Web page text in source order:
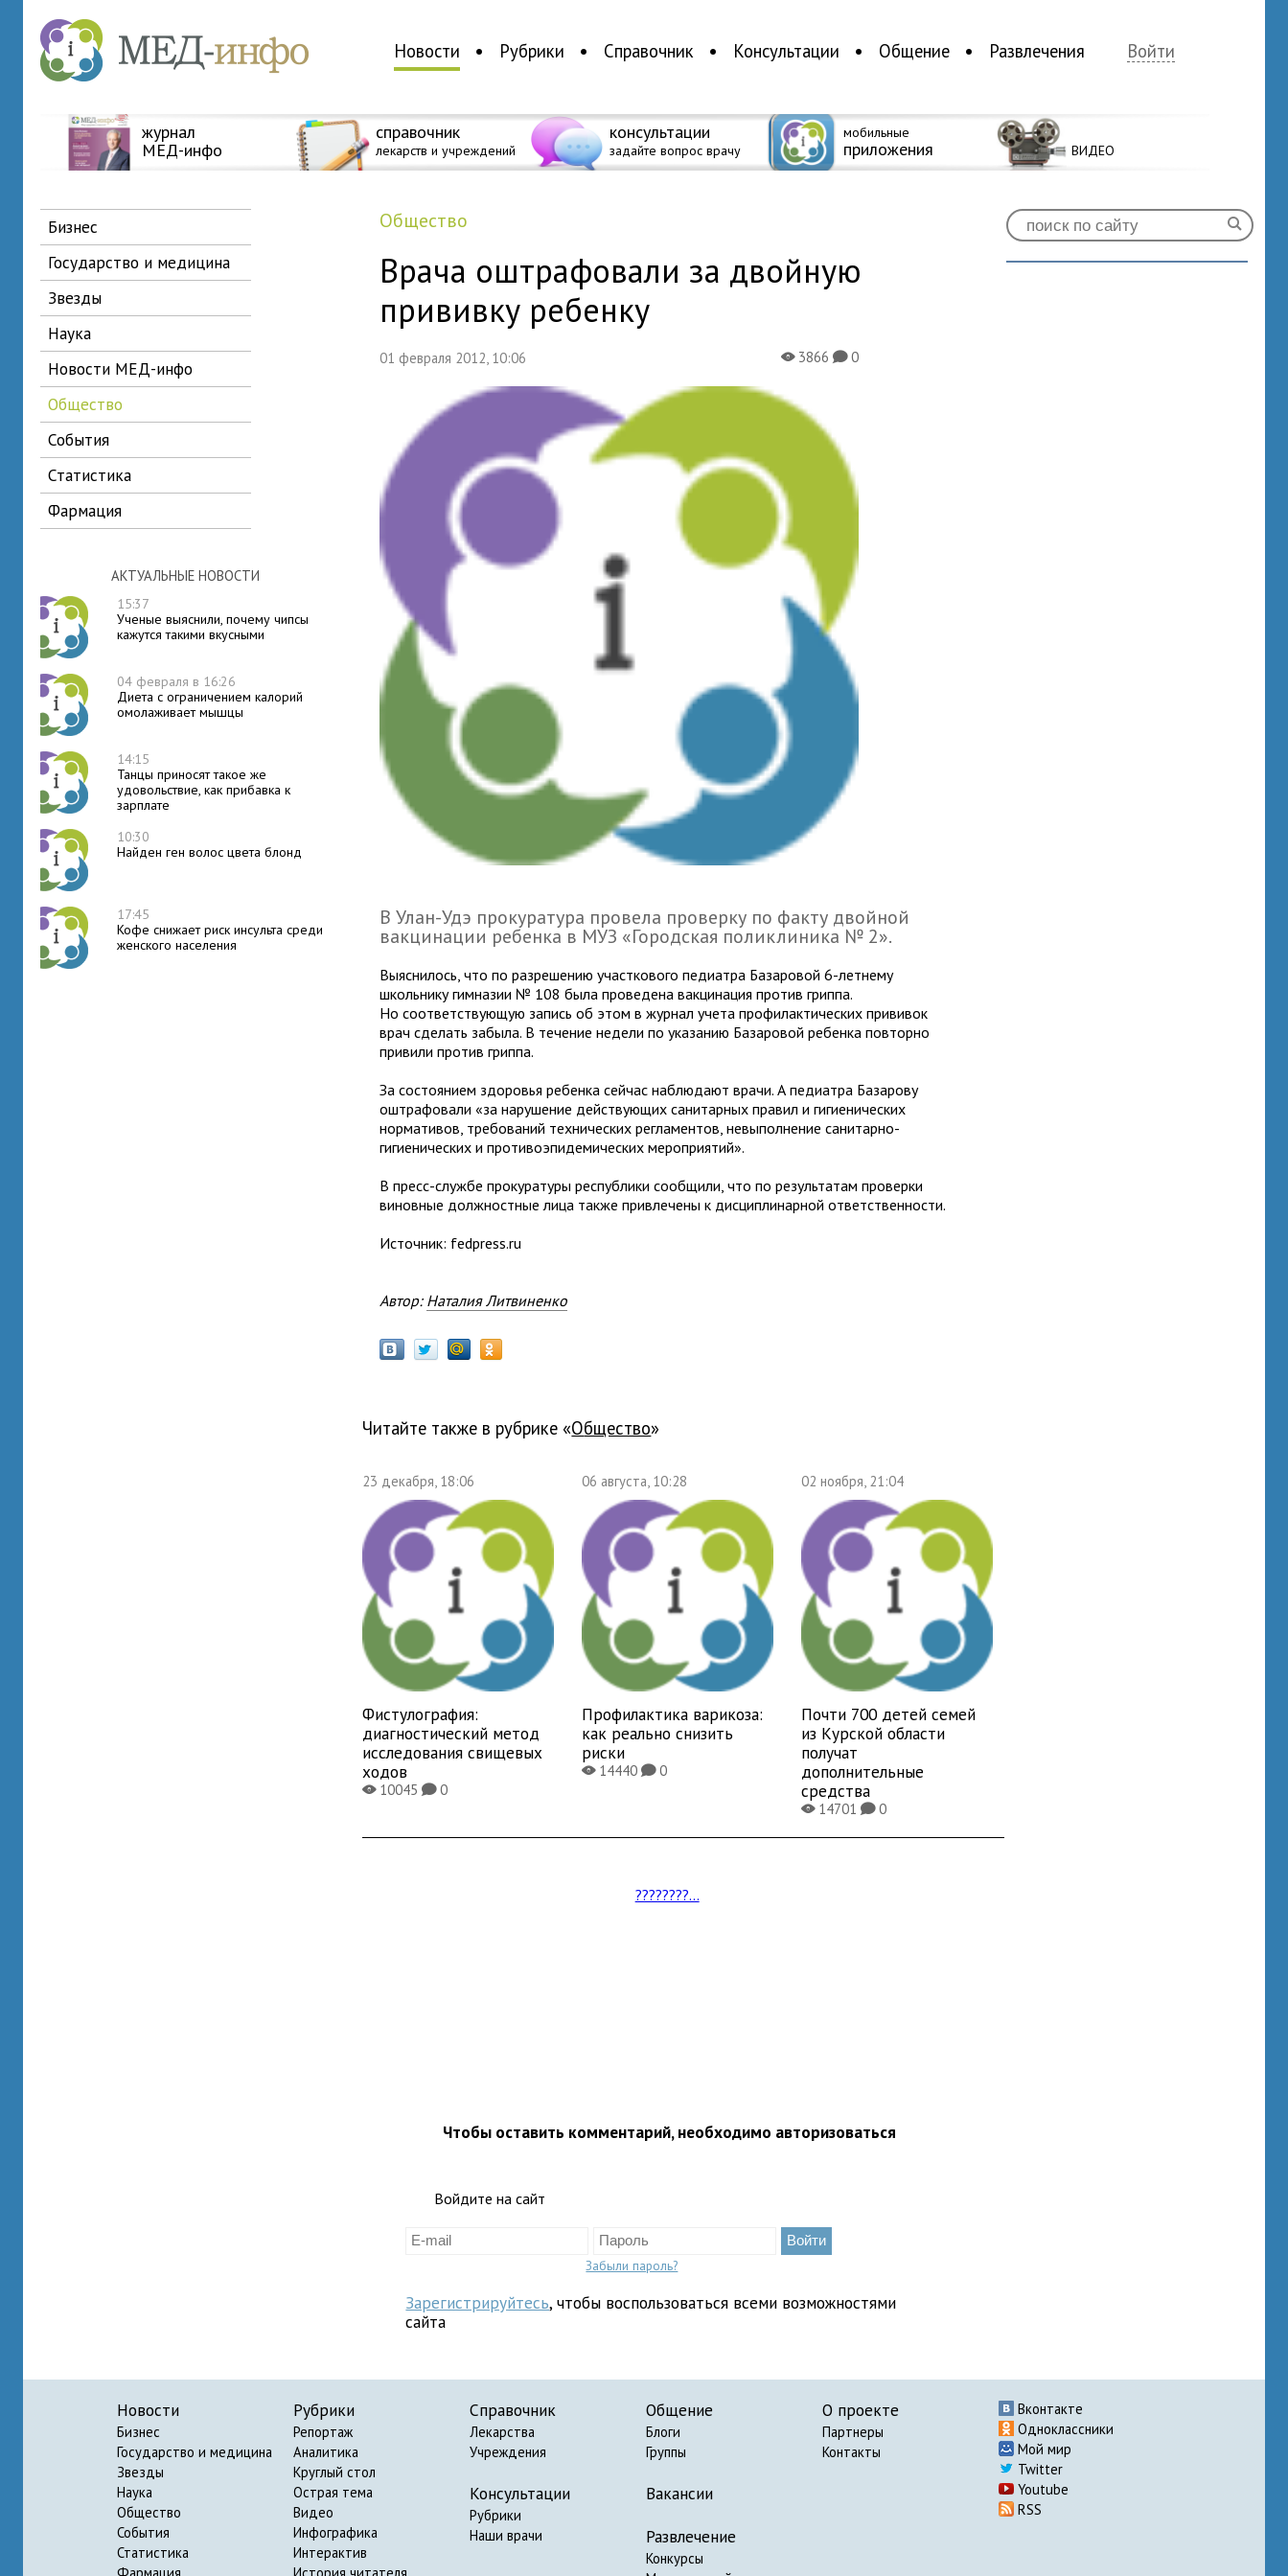
Новости Рубрики Справочник Консультации Общение Развлечения Войти
журнал
МЕД-инфо
справочник
лекарств и учреждений
консультации
задайте вопрос врачу
мобильные
приложения ВИДЕО
бизнес
государство и медицина
звезды
наука
новости МЕД-инфо
общество
события
статистика
фармация
АКТУАЛЬНЫЕ НОВОСТИ
15:37
Ученые выяснили, почему чипсы
кажутся такими вкусными
04 февраля в 16:26
Диета с ограничением калорий
омолаживает мышцы
14:15
Танцы приносят такое же
удовольствие, как прибавка к
зарплате
10:30
Найден ген волос цвета блонд
17:45
Кофе снижает риск инсульта среди
женского населения
общество
Врача оштрафовали за двойную
прививку ребенку
01 февраля 2012, 10:06 X3866K0
В Улан-Удэ прокуратура провела проверку по факту двойной
вакцинации ребенка в МУЗ «Городская поликлиника № 2».
Выяснилось, что по разрешению участкового педиатра Базаровой 6-летнему
школьнику гимназии № 108 была проведена вакцинация против гриппа.
Но соответствующую запись об этом в журнал учета профилактических прививок
врач сделать забыла. В течение недели по указанию Базаровой ребенка повторно
привили против гриппа.
За состоянием здоровья ребенка сейчас наблюдают врачи. А педиатра Базарову
оштрафовали «за нарушение действующих санитарных правил и гигиенических
нормативов, требований технических регламентов, невыполнение санитарно-
гигиенических и противоэпидемических мероприятий».
В пресс-службе прокуратуры республики сообщили, что по результатам проверки
виновные должностные лица также привлечены к дисциплинарной ответственности.
Источник: fedpress.ru
Автор: Наталия Литвиненко
Читайте также в рубрике « общество»
23 декабря, 18:06
Фистулография:
диагностический метод
исследования свищевых
ходов
X10045K0
06 августа, 10:28
Профилактика варикоза:
как реально снизить
риски
X14440K0
02 ноября, 21:04
Почти 700 детей семей
из Курской области
получат
дополнительные
средства
X14701K0
????????...
Чтобы оставить комментарий, необходимо авторизоваться
Войдите на сайт
Забыли пароль?
Зарегистрируйтесь, чтобы воспользоваться всеми возможностями
сайта
Новости
Бизнес
Государство и медицина
Звезды
Наука
Общество
События
Статистика
Рубрики
Репортаж
Аналитика
Круглый стол
Острая тема
Видео
Инфографика
Интерактив
Справочник
Лекарства
Учреждения
Консультации
Рубрики
Наши врачи
Общение
Блоги
Группы
Вакансии
Развлечение
Конкурсы
О проекте
Партнеры
Контакты
Вконтакте
Одноклассники
Мой мир
Twitter
Youtube
RSS